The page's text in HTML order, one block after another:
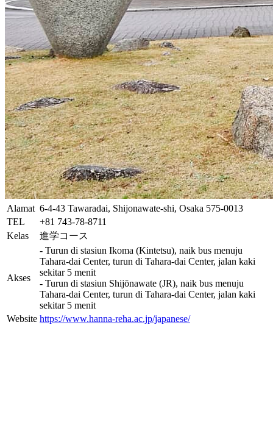
Alamat 6-4-43 Tawaradai, Shijonawate-shi, Osaka 575-0013
TEL
+81 743-78-8711
Kelas
進学コース
Akses
- Turun di stasiun Ikoma (Kintetsu), naik bus menuju
Tahara-dai Center, turun di Tahara-dai Center, jalan kaki
sekitar 5 menit
- Turun di stasiun Shijōnawate (JR), naik bus menuju
Tahara-dai Center, turun di Tahara-dai Center, jalan kaki
sekitar 5 menit
Website https://www.hanna-reha.ac.jp/japanese/